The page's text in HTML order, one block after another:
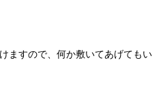
ますので、何か敷いてあげてもい